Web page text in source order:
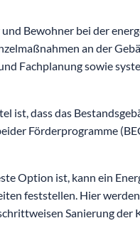
Bewohner bei der
an der
Fachplanung sowie
ist, dass das
Förderprogramme
Option ist, kann ein
feststellen. Hier
Sanierung der